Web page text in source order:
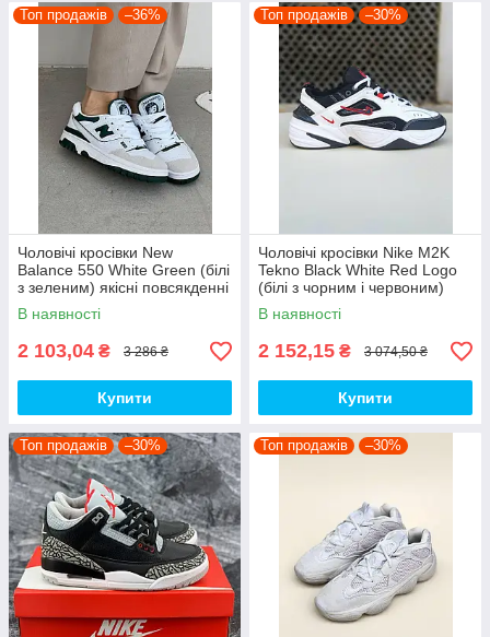
Топ продажів –36%
Чоловічі кросівки New
Balance 550 White Green (білі
з зеленим) якісні повсякденні
кроси NB020 top
В наявності
2 103,04 ₴ 3 286 ₴
Купити
Топ продажів –30%
Чоловічі кросівки Nike M2K
Tekno Black White Red Logo
(білі з чорним і червоним)
спортивні демі кроси PD7430
топ
В наявності
2 152,15 ₴ 3 074,50 ₴
Купити
Топ продажів –30% Топ продажів –30%